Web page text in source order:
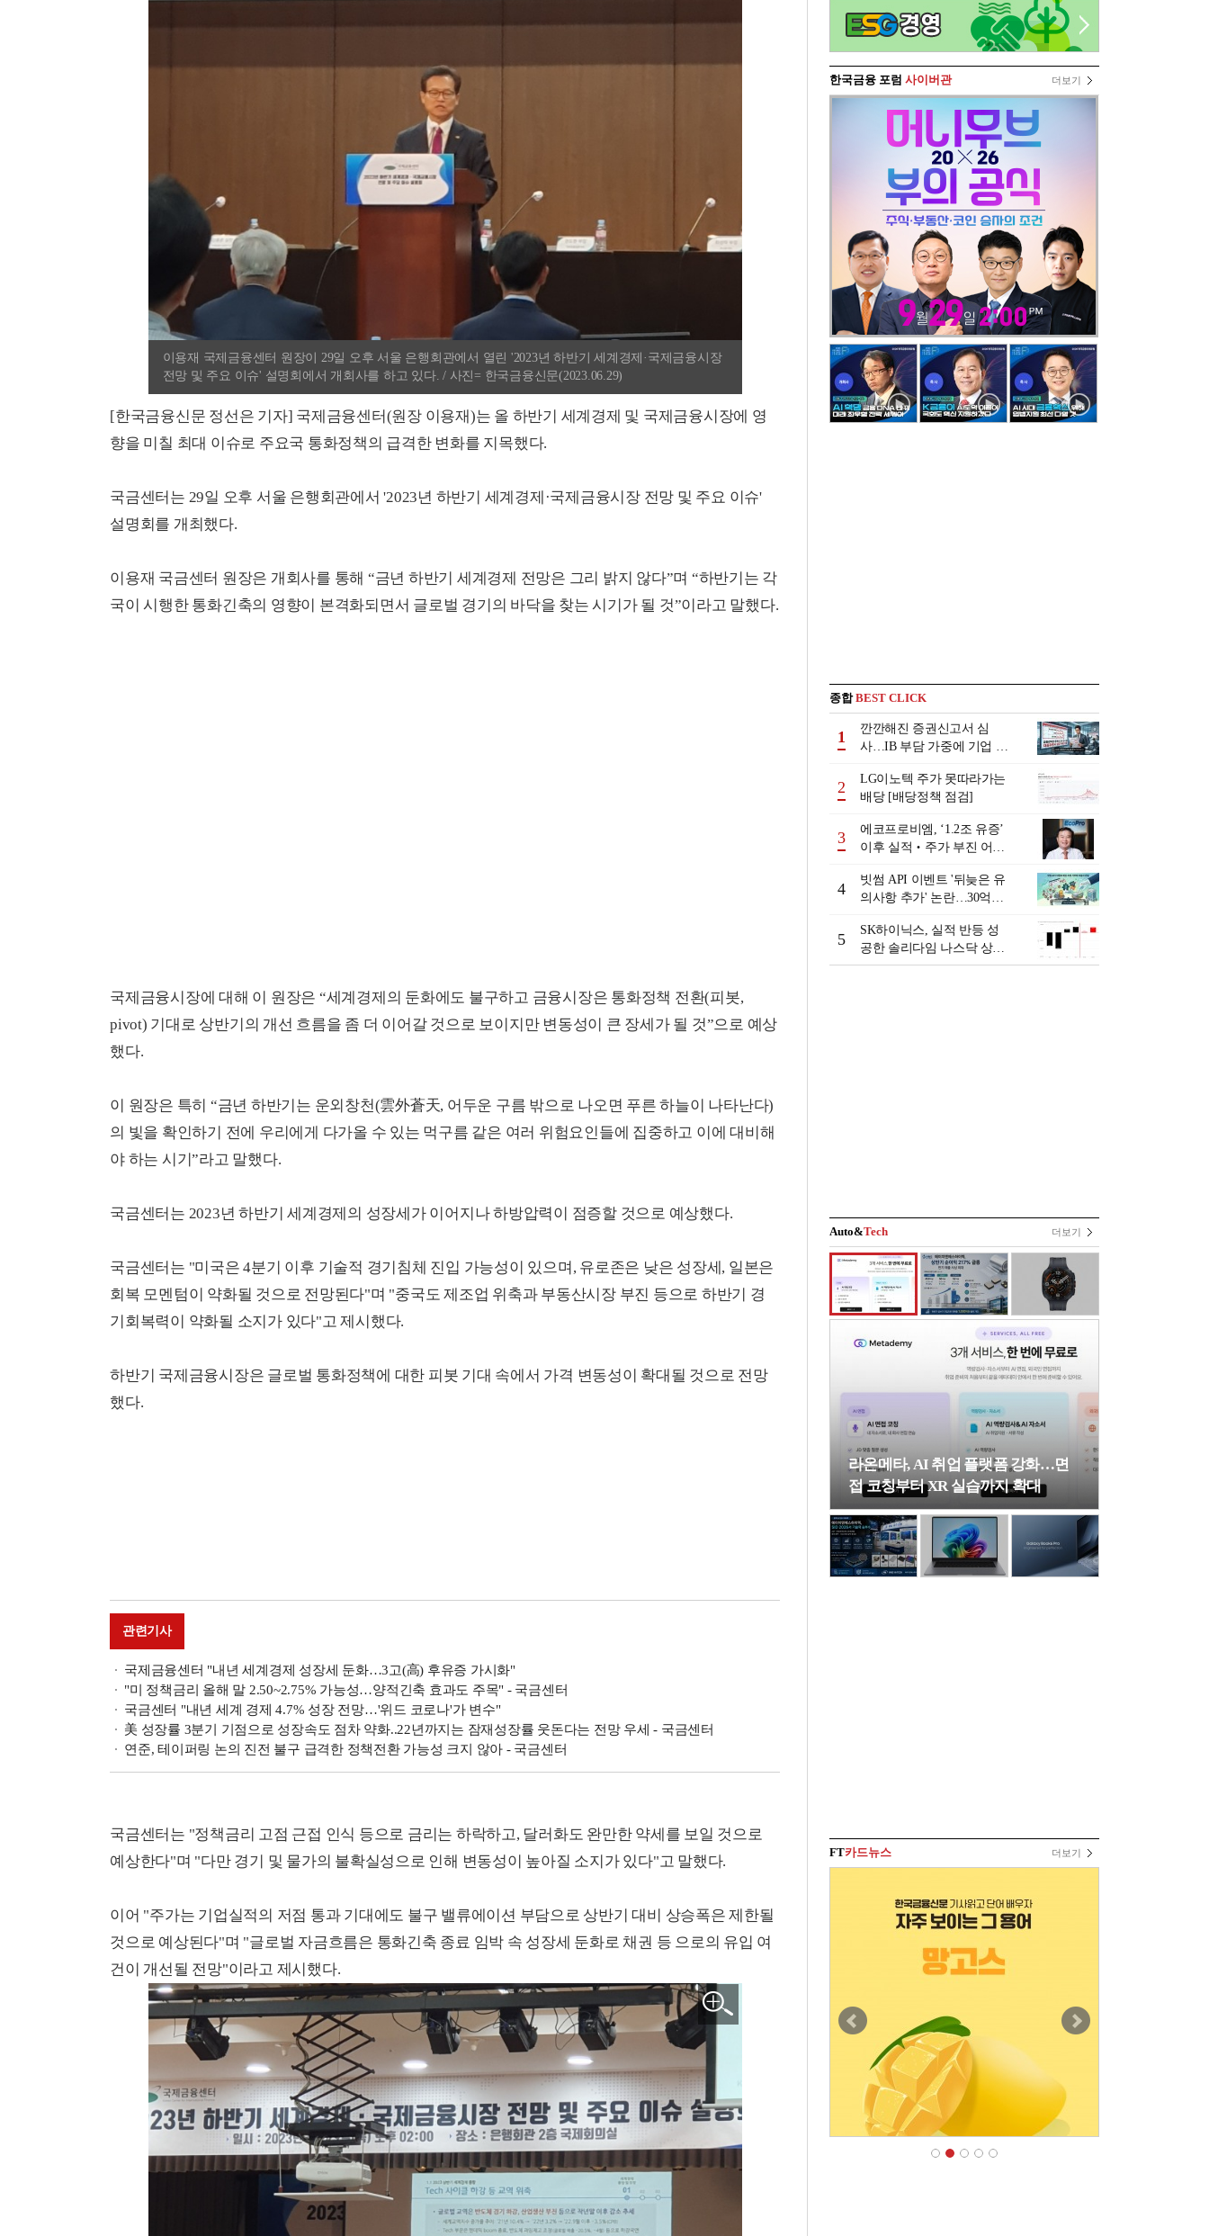
이용재 국제금융센터 원장이 29일 오후 서울 은행회관에서 열린 '2023년 하반기 세계경제·국제금융시장
전망 및 주요 이슈' 설명회에서 개회사를 하고 있다. / 사진= 한국금융신문(2023.06.29)
[한국금융신문 정선은 기자] 국제금융센터(원장 이용재)는 올 하반기 세계경제 및 국제금융시장에 영
향을 미칠 최대 이슈로 주요국 통화정책의 급격한 변화를 지목했다.
국금센터는 29일 오후 서울 은행회관에서 '2023년 하반기 세계경제·국제금융시장 전망 및 주요 이슈'
설명회를 개최했다.
이용재 국금센터 원장은 개회사를 통해 “금년 하반기 세계경제 전망은 그리 밝지 않다”며 “하반기는 각
국이 시행한 통화긴축의 영향이 본격화되면서 글로벌 경기의 바닥을 찾는 시기가 될 것”이라고 말했다.
국제금융시장에 대해 이 원장은 “세계경제의 둔화에도 불구하고 금융시장은 통화정책 전환(피봇,
pivot) 기대로 상반기의 개선 흐름을 좀 더 이어갈 것으로 보이지만 변동성이 큰 장세가 될 것”으로 예상
했다.
이 원장은 특히 “금년 하반기는 운외창천(雲外蒼天, 어두운 구름 밖으로 나오면 푸른 하늘이 나타난다)
의 빛을 확인하기 전에 우리에게 다가올 수 있는 먹구름 같은 여러 위험요인들에 집중하고 이에 대비해
야 하는 시기”라고 말했다.
국금센터는 2023년 하반기 세계경제의 성장세가 이어지나 하방압력이 점증할 것으로 예상했다.
국금센터는 "미국은 4분기 이후 기술적 경기침체 진입 가능성이 있으며, 유로존은 낮은 성장세, 일본은
회복 모멘텀이 약화될 것으로 전망된다"며 "중국도 제조업 위축과 부동산시장 부진 등으로 하반기 경
기회복력이 약화될 소지가 있다"고 제시했다.
하반기 국제금융시장은 글로벌 통화정책에 대한 피봇 기대 속에서 가격 변동성이 확대될 것으로 전망
했다.
관련기사
국제금융센터 "내년 세계경제 성장세 둔화…3고(高) 후유증 가시화"
"미 정책금리 올해 말 2.50~2.75% 가능성…양적긴축 효과도 주목" - 국금센터
국금센터 "내년 세계 경제 4.7% 성장 전망…'위드 코로나'가 변수"
美 성장률 3분기 기점으로 성장속도 점차 약화..22년까지는 잠재성장률 웃돈다는 전망 우세 - 국금센터
연준, 테이퍼링 논의 진전 불구 급격한 정책전환 가능성 크지 않아 - 국금센터
국금센터는 "정책금리 고점 근접 인식 등으로 금리는 하락하고, 달러화도 완만한 약세를 보일 것으로
예상한다"며 "다만 경기 및 물가의 불확실성으로 인해 변동성이 높아질 소지가 있다"고 말했다.
이어 "주가는 기업실적의 저점 통과 기대에도 불구 밸류에이션 부담으로 상반기 대비 상승폭은 제한될
것으로 예상된다"며 "글로벌 자금흐름은 통화긴축 종료 임박 속 성장세 둔화로 채권 등 으로의 유입 여
건이 개선될 전망"이라고 제시했다.
한국금융 포럼 사이버관 더보기
종합BEST CLICK
1
깐깐해진 증권신고서 심
사…IB 부담 가중에 기업 자
2
LG이노텍 주가 못따라가는
배당 [배당정책 점검]
3
에코프로비엠, ‘1.2조 유증’
이후 실적‧주가 부진 어쩌
4
빗썸 API 이벤트 '뒤늦은 유
의사항 추가' 논란…30억원
발
5
SK하이닉스, 실적 반등 성
공한 솔리다임 나스닥 상장
검토
Auto&Tech 더보기
라온메타, AI 취업 플랫폼 강화…면
접 코칭부터 XR 실습까지 확대
FT카드뉴스 더보기